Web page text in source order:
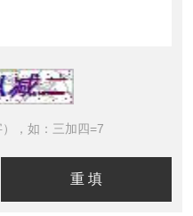
，如：三加四=7